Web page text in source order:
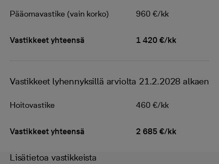
Pääomavastike (vain korko)
960 €/kk
Vastikkeet yhteensä 1 420 €/kk
Vastikkeet lyhennyksillä arviolta 21.2.2028 alkaen
Hoitovastike 460 €/kk
Vastikkeet yhteensä 2 685 €/kk
Lisätietoa vastikkeista